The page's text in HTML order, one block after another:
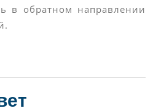
в обратном направлении